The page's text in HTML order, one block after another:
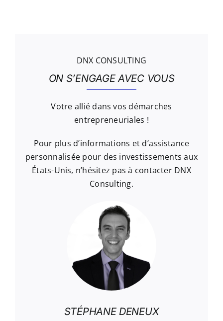
DNX CONSULTING
ON S’ENGAGE AVEC VOUS
Votre allié dans vos démarches
entrepreneuriales !
Pour plus d’informations et d’assistance
personnalisée pour des investissements aux
États-Unis, n’hésitez pas à contacter DNX
Consulting.
STÉPHANE DENEUX